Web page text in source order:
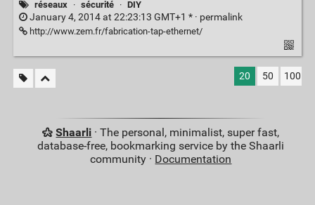
réseaux · sécurité · DIY
January 4, 2014 at 22:23:13 GMT+1 * · permalink
http://www.zem.fr/fabrication-tap-ethernet/
20 50 100
Shaarli · The personal, minimalist, super fast,
database-free, bookmarking service by the Shaarli
community · Documentation